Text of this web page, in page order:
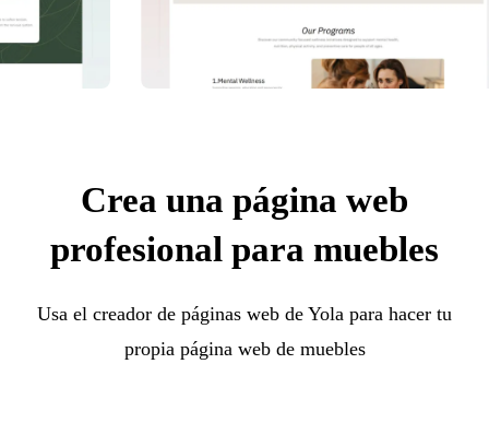
Crea una página web
profesional para muebles
Usa el creador de páginas web de Yola para hacer tu
propia página web de muebles